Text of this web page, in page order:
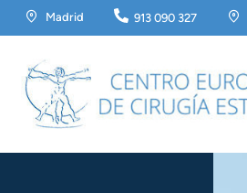
Madrid 913 090 327